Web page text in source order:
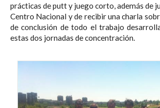
prácticas de putt y juego corto, además de
Centro Nacional y de recibir una charla
de conclusión de todo el trabajo
estas dos jornadas de concentración.